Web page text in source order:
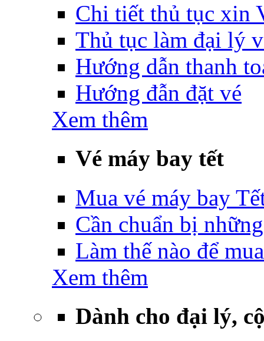
Chi tiết thủ tục xin
Thủ tục làm đại lý
Hướng dẫn thanh
Hướng đẫn đặt vé
Xem thêm
Vé máy bay tết
Mua vé máy bay
Cần chuẩn bị
Làm thế nào để
Xem thêm
Dành cho đại lý,